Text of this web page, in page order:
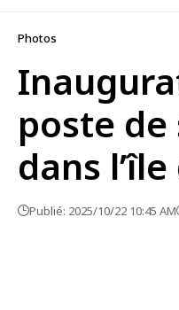
Photos
poste
dans l’île
Publié: 2025/10/22 10:45 AM